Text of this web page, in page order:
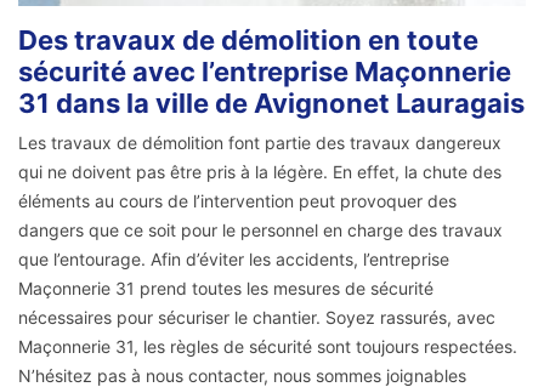
Des travaux de démolition en toute
sécurité avec l’entreprise Maçonnerie
31 dans la ville de Avignonet Lauragais
Les travaux de démolition font partie des travaux dangereux
qui ne doivent pas être pris à la légère. En effet, la chute des
éléments au cours de l’intervention peut provoquer des
dangers que ce soit pour le personnel en charge des travaux
que l’entourage. Afin d’éviter les accidents, l’entreprise
Maçonnerie 31 prend toutes les mesures de sécurité
nécessaires pour sécuriser le chantier. Soyez rassurés, avec
Maçonnerie 31, les règles de sécurité sont toujours respectées.
N’hésitez pas à nous contacter, nous sommes joignables